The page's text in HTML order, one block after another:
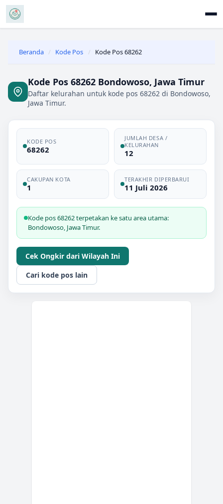
Beranda / Kode Pos / Kode Pos 68262
Kode Pos 68262 Bondowoso, Jawa Timur
Daftar kelurahan untuk kode pos 68262 di Bondowoso,
Jawa Timur.
KODE POS
68262
JUMLAH DESA /
KELURAHAN
12
CAKUPAN KOTA
1
TERAKHIR DIPERBARUI
11 Juli 2026
Kode pos 68262 terpetakan ke satu area utama:
Bondowoso, Jawa Timur.
Cek Ongkir dari Wilayah Ini
Cari kode pos lain